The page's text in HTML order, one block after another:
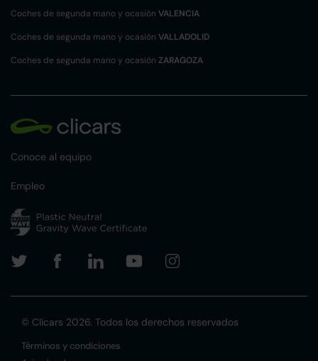
Coches de segunda mano y ocasión VALENCIA
Coches de segunda mano y ocasión VALLADOLID
Coches de segunda mano y ocasión ZARAGOZA
Conoce al equipo
Empleo
© Clicars 2026. Todos los derechos reservados
Términos y condiciones